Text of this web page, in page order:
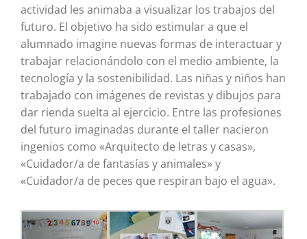
actividad les animaba a visualizar los trabajos del
futuro. El objetivo ha sido estimular a que el
alumnado imagine nuevas formas de interactuar y
trabajar relacionándolo con el medio ambiente, la
tecnología y la sostenibilidad. Las niñas y niños han
trabajado con imágenes de revistas y dibujos para
dar rienda suelta al ejercicio. Entre las profesiones
del futuro imaginadas durante el taller nacieron
ingenios como «Arquitecto de letras y casas»,
«Cuidador/a de fantasías y animales» y
«Cuidador/a de peces que respiran bajo el agua».